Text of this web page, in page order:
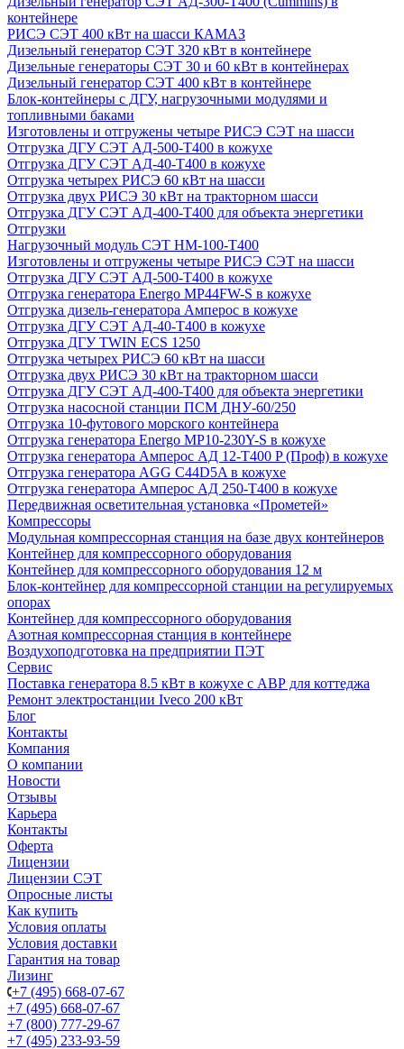
контейнере
РИСЭ СЭТ 400 кВт на шасси КАМАЗ
Дизельный генератор СЭТ 320 кВт в контейнере
Дизельные генераторы СЭТ 30 и 60 кВт в контейнерах
Дизельный генератор СЭТ 400 кВт в контейнере
Блок-контейнеры с ДГУ, нагрузочными модулями и
топливными баками
Изготовлены и отгружены четыре РИСЭ СЭТ на шасси
Отгрузка ДГУ СЭТ АД-500-Т400 в кожухе
Отгрузка ДГУ СЭТ АД-40-Т400 в кожухе
Отгрузка четырех РИСЭ 60 кВт на шасси
Отгрузка двух РИСЭ 30 кВт на тракторном шасси
Отгрузка ДГУ СЭТ АД-400-Т400 для объекта энергетики
Отгрузки
Нагрузочный модуль СЭТ НМ-100-Т400
Изготовлены и отгружены четыре РИСЭ СЭТ на шасси
Отгрузка ДГУ СЭТ АД-500-Т400 в кожухе
Отгрузка генератора Energo MP44FW-S в кожухе
Отгрузка дизель-генератора Амперос в кожухе
Отгрузка ДГУ СЭТ АД-40-Т400 в кожухе
Отгрузка ДГУ TWIN ECS 1250
Отгрузка четырех РИСЭ 60 кВт на шасси
Отгрузка двух РИСЭ 30 кВт на тракторном шасси
Отгрузка ДГУ СЭТ АД-400-Т400 для объекта энергетики
Отгрузка насосной станции ПСМ ДНУ-60/250
Отгрузка 10-футового морского контейнера
Отгрузка генератора Energo MP10-230Y-S в кожухе
Отгрузка генератора Амперос АД 12-Т400 P (Проф) в кожухе
Отгрузка генератора AGG C44D5A в кожухе
Отгрузка генератора Амперос АД 250-Т400 в кожухе
Передвижная осветительная установка «Прометей»
Компрессоры
Модульная компрессорная станция на базе двух контейнеров
Контейнер для компрессорного оборудования
Контейнер для компрессорного оборудования 12 м
Блок-контейнер для компрессорной станции на регулируемых
опорах
Контейнер для компрессорного оборудования
Азотная компрессорная станция в контейнере
Воздухоподготовка на предприятии ПЭТ
Сервис
Поставка генератора 8.5 кВт в кожухе с АВР для коттеджа
Ремонт электростанции Iveco 200 кВт
Блог
Контакты
Компания
О компании
Новости
Отзывы
Карьера
Контакты
Оферта
Лицензии
Лицензии СЭТ
Опросные листы
Как купить
Условия оплаты
Условия доставки
Гарантия на товар
Лизинг
+7 (495) 668-07-67
+7 (495) 668-07-67
+7 (800) 777-29-67
+7 (495) 233-93-59